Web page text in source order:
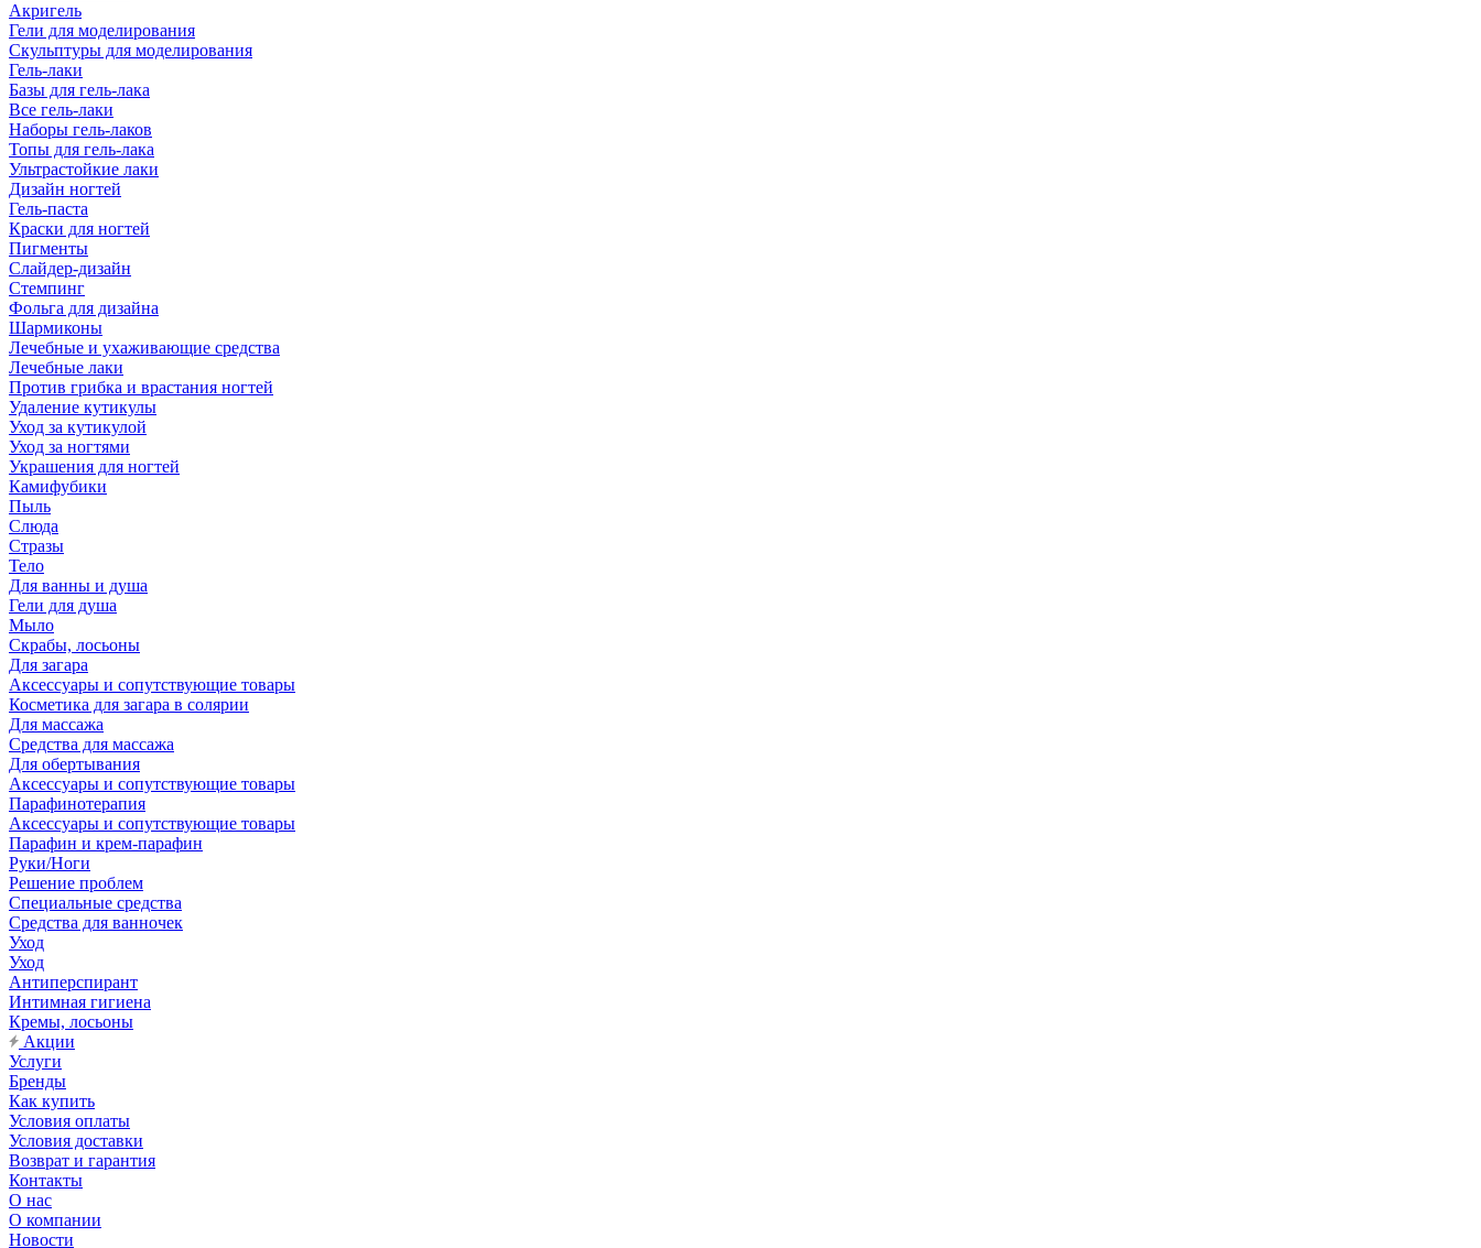
Акригель
Гели для моделирования
Скульптуры для моделирования
Гель-лаки
Базы для гель-лака
Все гель-лаки
Наборы гель-лаков
Топы для гель-лака
Ультрастойкие лаки
Дизайн ногтей
Гель-паста
Краски для ногтей
Пигменты
Слайдер-дизайн
Стемпинг
Фольга для дизайна
Шармиконы
Лечебные и ухаживающие средства
Лечебные лаки
Против грибка и врастания ногтей
Удаление кутикулы
Уход за кутикулой
Уход за ногтями
Украшения для ногтей
Камифубики
Пыль
Слюда
Стразы
Тело
Для ванны и душа
Гели для душа
Мыло
Скрабы, лосьоны
Для загара
Аксессуары и сопутствующие товары
Косметика для загара в солярии
Для массажа
Средства для массажа
Для обертывания
Аксессуары и сопутствующие товары
Парафинотерапия
Аксессуары и сопутствующие товары
Парафин и крем-парафин
Руки/Ноги
Решение проблем
Специальные средства
Средства для ванночек
Уход
Уход
Антиперспирант
Интимная гигиена
Кремы, лосьоны
Акции
Услуги
Бренды
Как купить
Условия оплаты
Условия доставки
Возврат и гарантия
Контакты
О нас
О компании
Новости